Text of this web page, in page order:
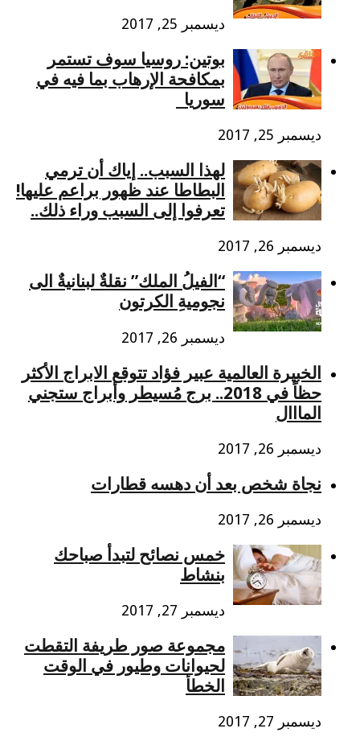
ديسمبر 25, 2017
بوتين: روسيا سوف تستمر
بمكافحة الإرهاب بما فيه في
سوريا​
ديسمبر 25, 2017
لهذا السبب.. إياك أن ترمي
البطاطا عند ظهور براعم عليها!
تعرفوا إلى السبب وراء ذلك..
ديسمبر 26, 2017
“الفيلُ الملك” نقلةٌ لبنانيةٌ الى
نجوميةِ الكرتون
ديسمبر 26, 2017
الخبيرة العالمية عبير فؤاد تتوقع الابراج الأكثر
حظاً في 2018.. برج مُسيطر وأبراج ستجني
المااال
ديسمبر 26, 2017
نجاة شخص بعد أن دهسه قطارات
ديسمبر 26, 2017
خمس نصائح لتبدأ صباحك
بنشاط
ديسمبر 27, 2017
مجموعة صور طريفة التقطت
لحيوانات وطيور في الوقت
الخطأ
ديسمبر 27, 2017